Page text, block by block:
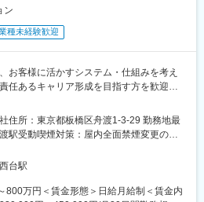
ン
種未経験歓迎
お客様に活かすシステム・仕組みを考え
任あるキャリア形成を目指す方を歓迎し
後のOJTや社内サポートを通じて基礎知
用車向け冷凍機」の本部業務を担当して
お客様へのご提案・営業活動に向け、仕
を行っていくお仕事です。
住所：東京都板橋区舟渡1-3-29 勤務地最
駅受動喫煙対策：屋内全面禁煙変更の範
台駅
800万円＜賃金形態＞日給月給制＜賃金内